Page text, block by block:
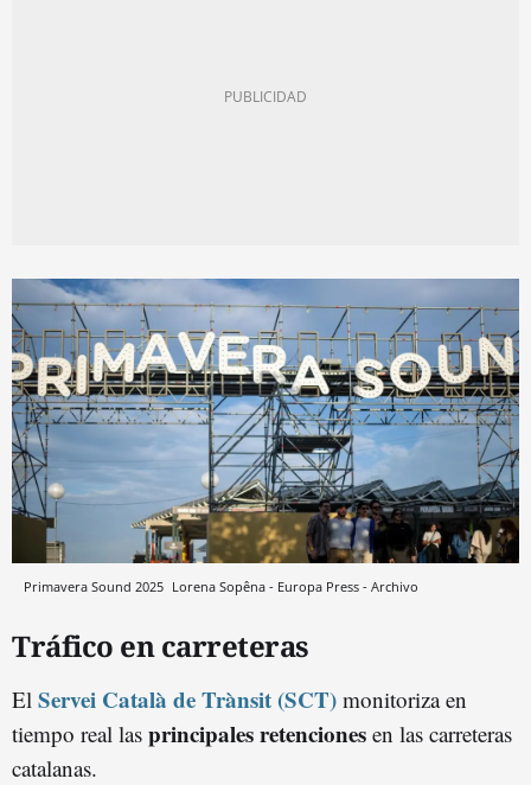
Primavera Sound 2025 Lorena Sopêna - Europa Press - Archivo
Tráfico en carreteras
El Servei Català de Trànsit (SCT) monitoriza en
tiempo real las principales retenciones en las carreteras
catalanas.